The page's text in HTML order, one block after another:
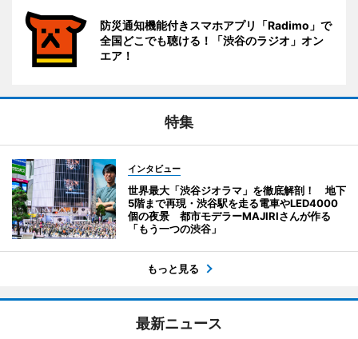
防災通知機能付きスマホアプリ「Radimo」で
全国どこでも聴ける！「渋谷のラジオ」オン
エア！
特集
インタビュー
世界最大「渋谷ジオラマ」を徹底解剖！ 地下
5階まで再現・渋谷駅を走る電車やLED4000
個の夜景 都市モデラーMAJIRIさんが作る
「もう一つの渋谷」
もっと見る
最新ニュース